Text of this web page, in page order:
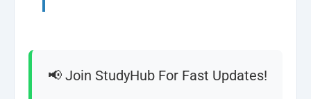
📢 Join StudyHub For Fast Updates!